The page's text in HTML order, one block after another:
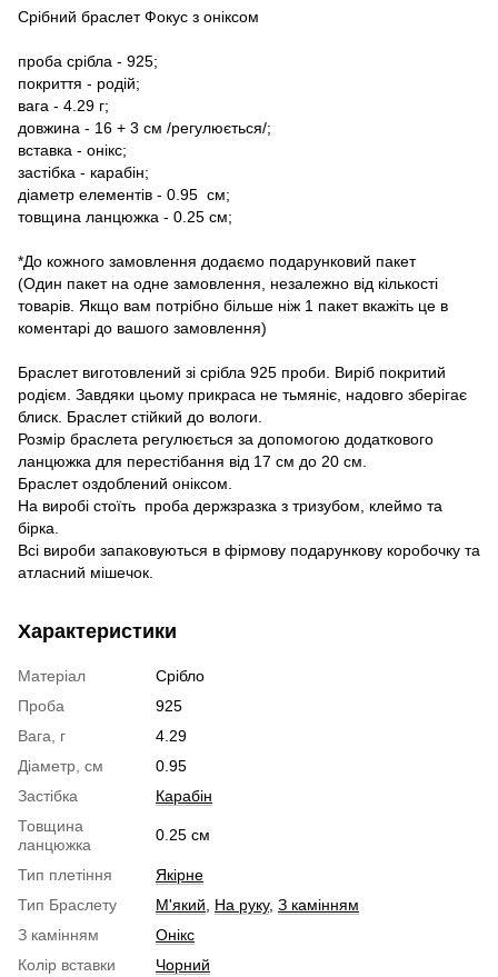
Срібний браслет Фокус з оніксом
проба срібла - 925;
покриття - родій;
вага - 4.29 г;
довжина - 16 + 3 см /регулюється/;
вставка - онікс;
застібка - карабін;
діаметр елементів - 0.95 см;
товщина ланцюжка - 0.25 см;
*До кожного замовлення додаємо подарунковий пакет
(Один пакет на одне замовлення, незалежно від кількості
товарів. Якщо вам потрібно більше ніж 1 пакет вкажіть це в
коментарі до вашого замовлення)
Браслет виготовлений зі срібла 925 проби. Виріб покритий
родієм. Завдяки цьому прикраса не тьмяніє, надовго зберігає
блиск. Браслет стійкий до вологи.
Розмір браслета регулюється за допомогою додаткового
ланцюжка для перестібання від 17 см до 20 см.
Браслет оздоблений оніксом.
На виробі стоїть проба держзразка з тризубом, клеймо та
бірка.
Всі вироби запаковуються в фірмову подарункову коробочку та
атласний мішечок.
Характеристики
Матеріал
Срібло
Проба
925
Вага, г
4.29
Діаметр, см
0.95
Застібка
Карабін
Товщина
ланцюжка
0.25 см
Тип плетіння
Якірне
Тип Браслету
М'який На руку, З камінням
З камінням
Онікс
Колір вставки
Чорний